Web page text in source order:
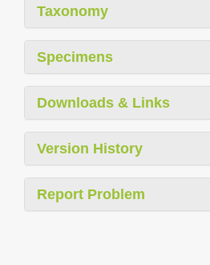
Taxonomy
Specimens
Downloads & Links
Version History
Report Problem